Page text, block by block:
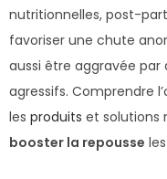
nutritionnelles, post-
favoriser une chute
aussi être aggravée par
agressifs. Comprendre
les produits et solutions
booster la repousse